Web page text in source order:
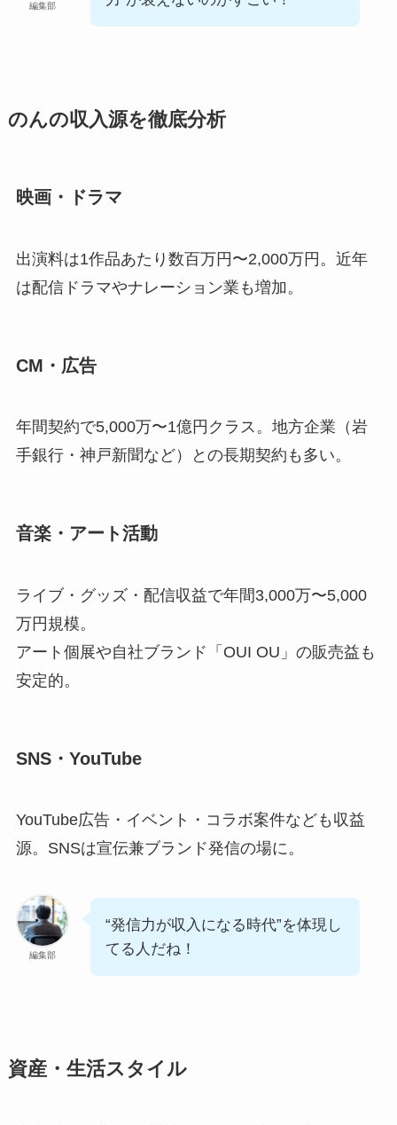
編集部
のんの収入源を徹底分析
映画・ドラマ
出演料は1作品あたり数百万円〜2,000万円。近年
は配信ドラマやナレーション業も増加。
CM・広告
年間契約で5,000万〜1億円クラス。地方企業（岩
手銀行・神戸新聞など）との長期契約も多い。
音楽・アート活動
ライブ・グッズ・配信収益で年間3,000万〜5,000
万円規模。
アート個展や自社ブランド「OUI OU」の販売益も
安定的。
SNS・YouTube
YouTube広告・イベント・コラボ案件なども収益
源。SNSは宣伝兼ブランド発信の場に。
編集部
“発信力が収入になる時代”を体現し
てる人だね！
資産・生活スタイル